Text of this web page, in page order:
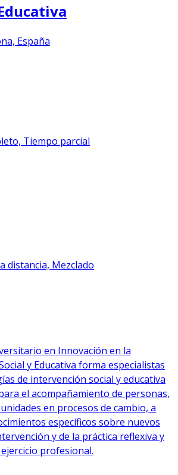
España
Tiempo parcial
distancia, Mezclado
en Innovación en la
y Educativa forma especialistas
de intervención social y educativa
el acompañamiento de personas,
en procesos de cambio, a
específicos sobre nuevos
y de la práctica reflexiva y
profesional.